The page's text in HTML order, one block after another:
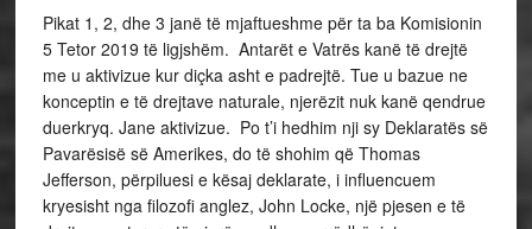
Pikat 1, 2, dhe 3 janë të mjaftueshme për ta ba Komisionin
5 Tetor 2019 të ligjshëm. Antarët e Vatrës kanë të drejtë
me u aktivizue kur diçka asht e padrejtë. Tue u bazue ne
konceptin e të drejtave naturale, njerëzit nuk kanë qendrue
duerkryq. Jane aktivizue. Po t’i hedhim nji sy Deklaratës së
Pavarësisë së Amerikes, do të shohim që Thomas
Jefferson, përpiluesi e kësaj deklarate, i influencuem
kryesisht nga filozofi anglez, John Locke, një pjesen e të